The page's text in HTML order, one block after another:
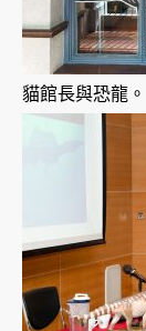
貓館長與恐龍。